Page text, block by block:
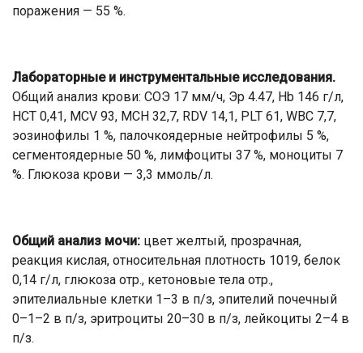
поражения — 55 %.
Лабораторные и инструментальные исследования.
Общий анализ крови: СОЭ 17 мм/ч, Эр 4.47, Hb 146 г/л,
HCT 0,41, MCV 93, MCH 32,7, RDV 14,1, PLT 61, WBC 7,7,
эозинофилы 1 %, палочкоядерные нейтрофилы 5 %,
сегментоядерные 50 %, лимфоциты 37 %, моноциты 7
%. Глюкоза крови — 3,3 ммоль/л.
Общий анализ мочи: цвет желтый, прозрачная,
реакция кислая, относительная плотность 1019, белок
0,14 г/л, глюкоза отр., кетоновые тела отр.,
эпителиальные клетки 1–3 в п/з, эпителий почечный
0–1–2 в п/з, эритроциты 20–30 в п/з, лейкоциты 2–4 в
п/з.